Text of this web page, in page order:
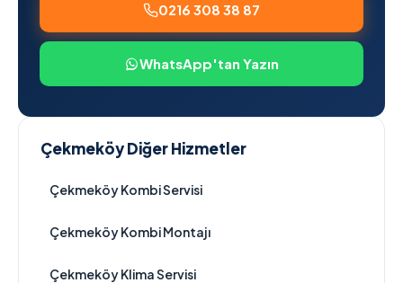
0216 308 38 87
WhatsApp'tan Yazın
Çekmeköy Diğer Hizmetler
Çekmeköy Kombi Servisi
Çekmeköy Kombi Montajı
Çekmeköy Klima Servisi